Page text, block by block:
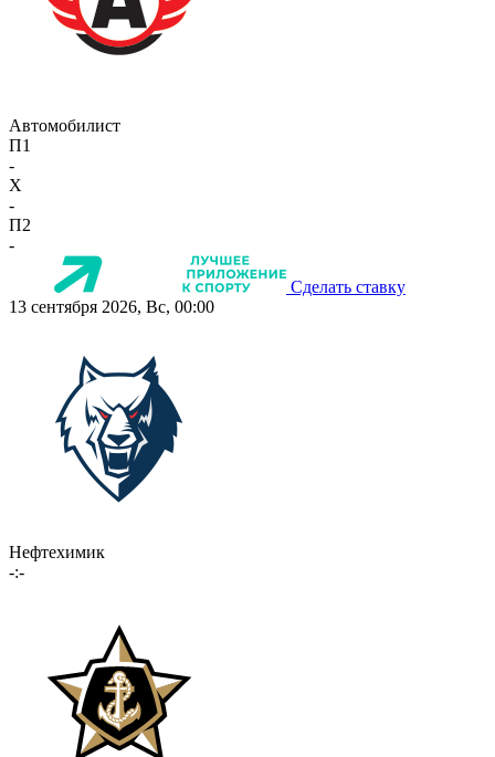
Автомобилист
П1
-
X
-
П2
-
Сделать ставку
13 сентября 2026, Вс, 00:00
Нефтехимик
-:-